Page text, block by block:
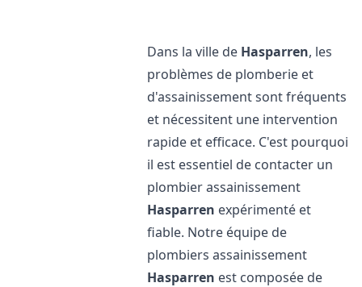
Dans la ville de Hasparren, les
problèmes de plomberie et
d'assainissement sont fréquents
et nécessitent une intervention
rapide et efficace. C'est pourquoi
il est essentiel de contacter un
plombier assainissement
Hasparren expérimenté et
fiable. Notre équipe de
plombiers assainissement
Hasparren est composée de